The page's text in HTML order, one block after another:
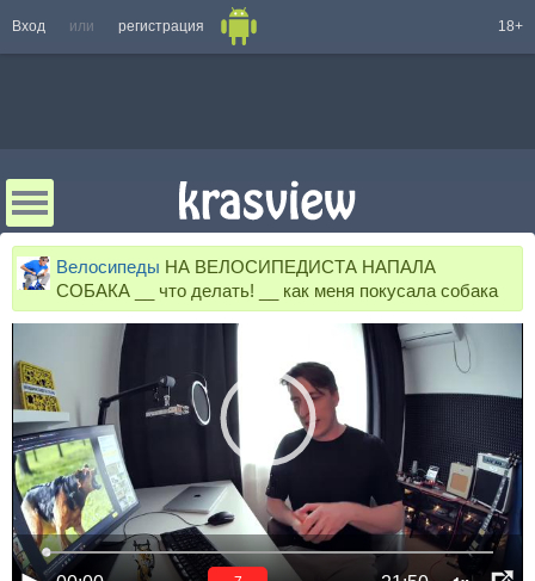
Вход или регистрация 18+
Велосипеды НА ВЕЛОСИПЕДИСТА НАПАЛА
СОБАКА __ что делать! __ как меня покусала собака